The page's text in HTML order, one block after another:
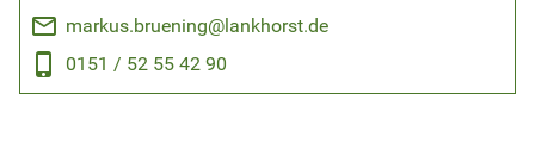
email markus.bruening@lankhorst.de
phone_android 0151 / 52 55 42 90